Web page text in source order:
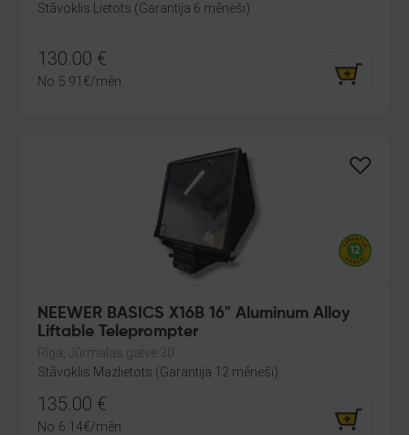
Stāvoklis Lietots (Garantija 6 mēneši)
130.00 €
No 5.91 €/mēn.
NEEWER BASICS X16B 16" Aluminum Alloy
Liftable Teleprompter
Rīga, Jūrmalas gatve 30
Stāvoklis Mazlietots (Garantija 12 mēneši)
135.00 €
No 6.14€/mēn.